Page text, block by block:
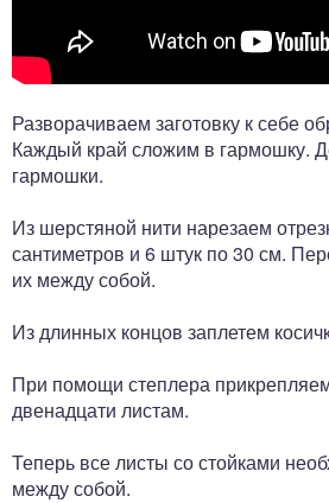
Разворачиваем заготовку к себе
Каждый край сложим в гармошку.
гармошки.
Из шерстяной нити нарезаем
сантиметров и 6 штук по 30 см.
их между собой.
Из длинных концов заплетем
При помощи степлера
двенадцати листам.
Теперь все листы со стойками
между собой.